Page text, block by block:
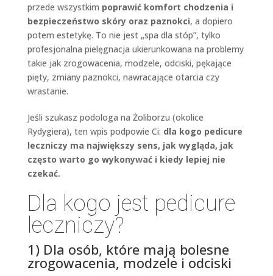
przede wszystkim poprawić komfort chodzenia i
bezpieczeństwo skóry oraz paznokci, a dopiero
potem estetykę. To nie jest „spa dla stóp”, tylko
profesjonalna pielęgnacja ukierunkowana na problemy
takie jak zrogowacenia, modzele, odciski, pękające
pięty, zmiany paznokci, nawracające otarcia czy
wrastanie.
Jeśli szukasz podologa na Żoliborzu (okolice
Rydygiera), ten wpis podpowie Ci: dla kogo pedicure
leczniczy ma największy sens, jak wygląda, jak
często warto go wykonywać i kiedy lepiej nie
czekać.
Dla kogo jest pedicure
leczniczy?
1) Dla osób, które mają bolesne
zrogowacenia, modzele i odciski